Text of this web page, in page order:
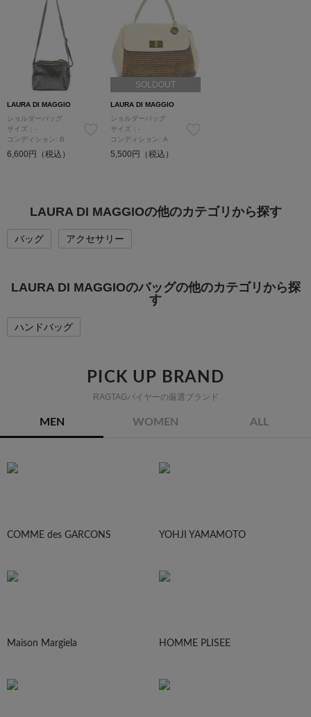
LAURA DI MAGGIO
ショルダーバッグ
サイズ：-
コンディション: B
6,600円（税込）
SOLDOUT
LAURA DI MAGGIO
ショルダーバッグ
サイズ：-
コンディション: A
5,500円（税込）
LAURA DI MAGGIOの他のカテゴリから探す
バッグ アクセサリー
LAURA DI MAGGIOのバッグの他のカテゴリから探
す
ハンドバッグ
PICK UP BRAND
RAGTAGバイヤーの厳選ブランド
MEN WOMEN ALL
COMME des GARCONS YOHJI YAMAMOTO
Maison Margiela HOMME PLISEE